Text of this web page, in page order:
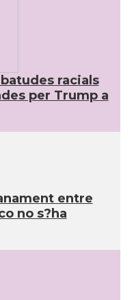
A NEW YORK
OKLAHOMA
Philadelphia,
USA
racials
per Trump a
entre
no s?ha